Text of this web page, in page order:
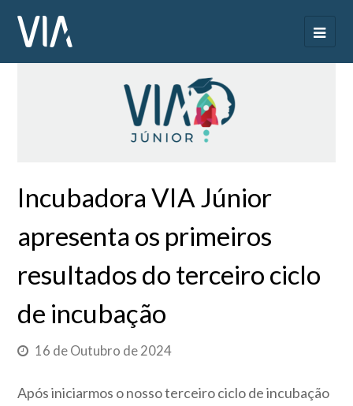
Incubadora VIA Júnior
apresenta os primeiros
resultados do terceiro ciclo
de incubação
16 de Outubro de 2024
Após iniciarmos o nosso terceiro ciclo de incubação